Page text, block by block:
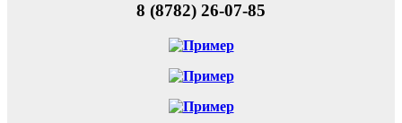
8 (8782) 26-07-85